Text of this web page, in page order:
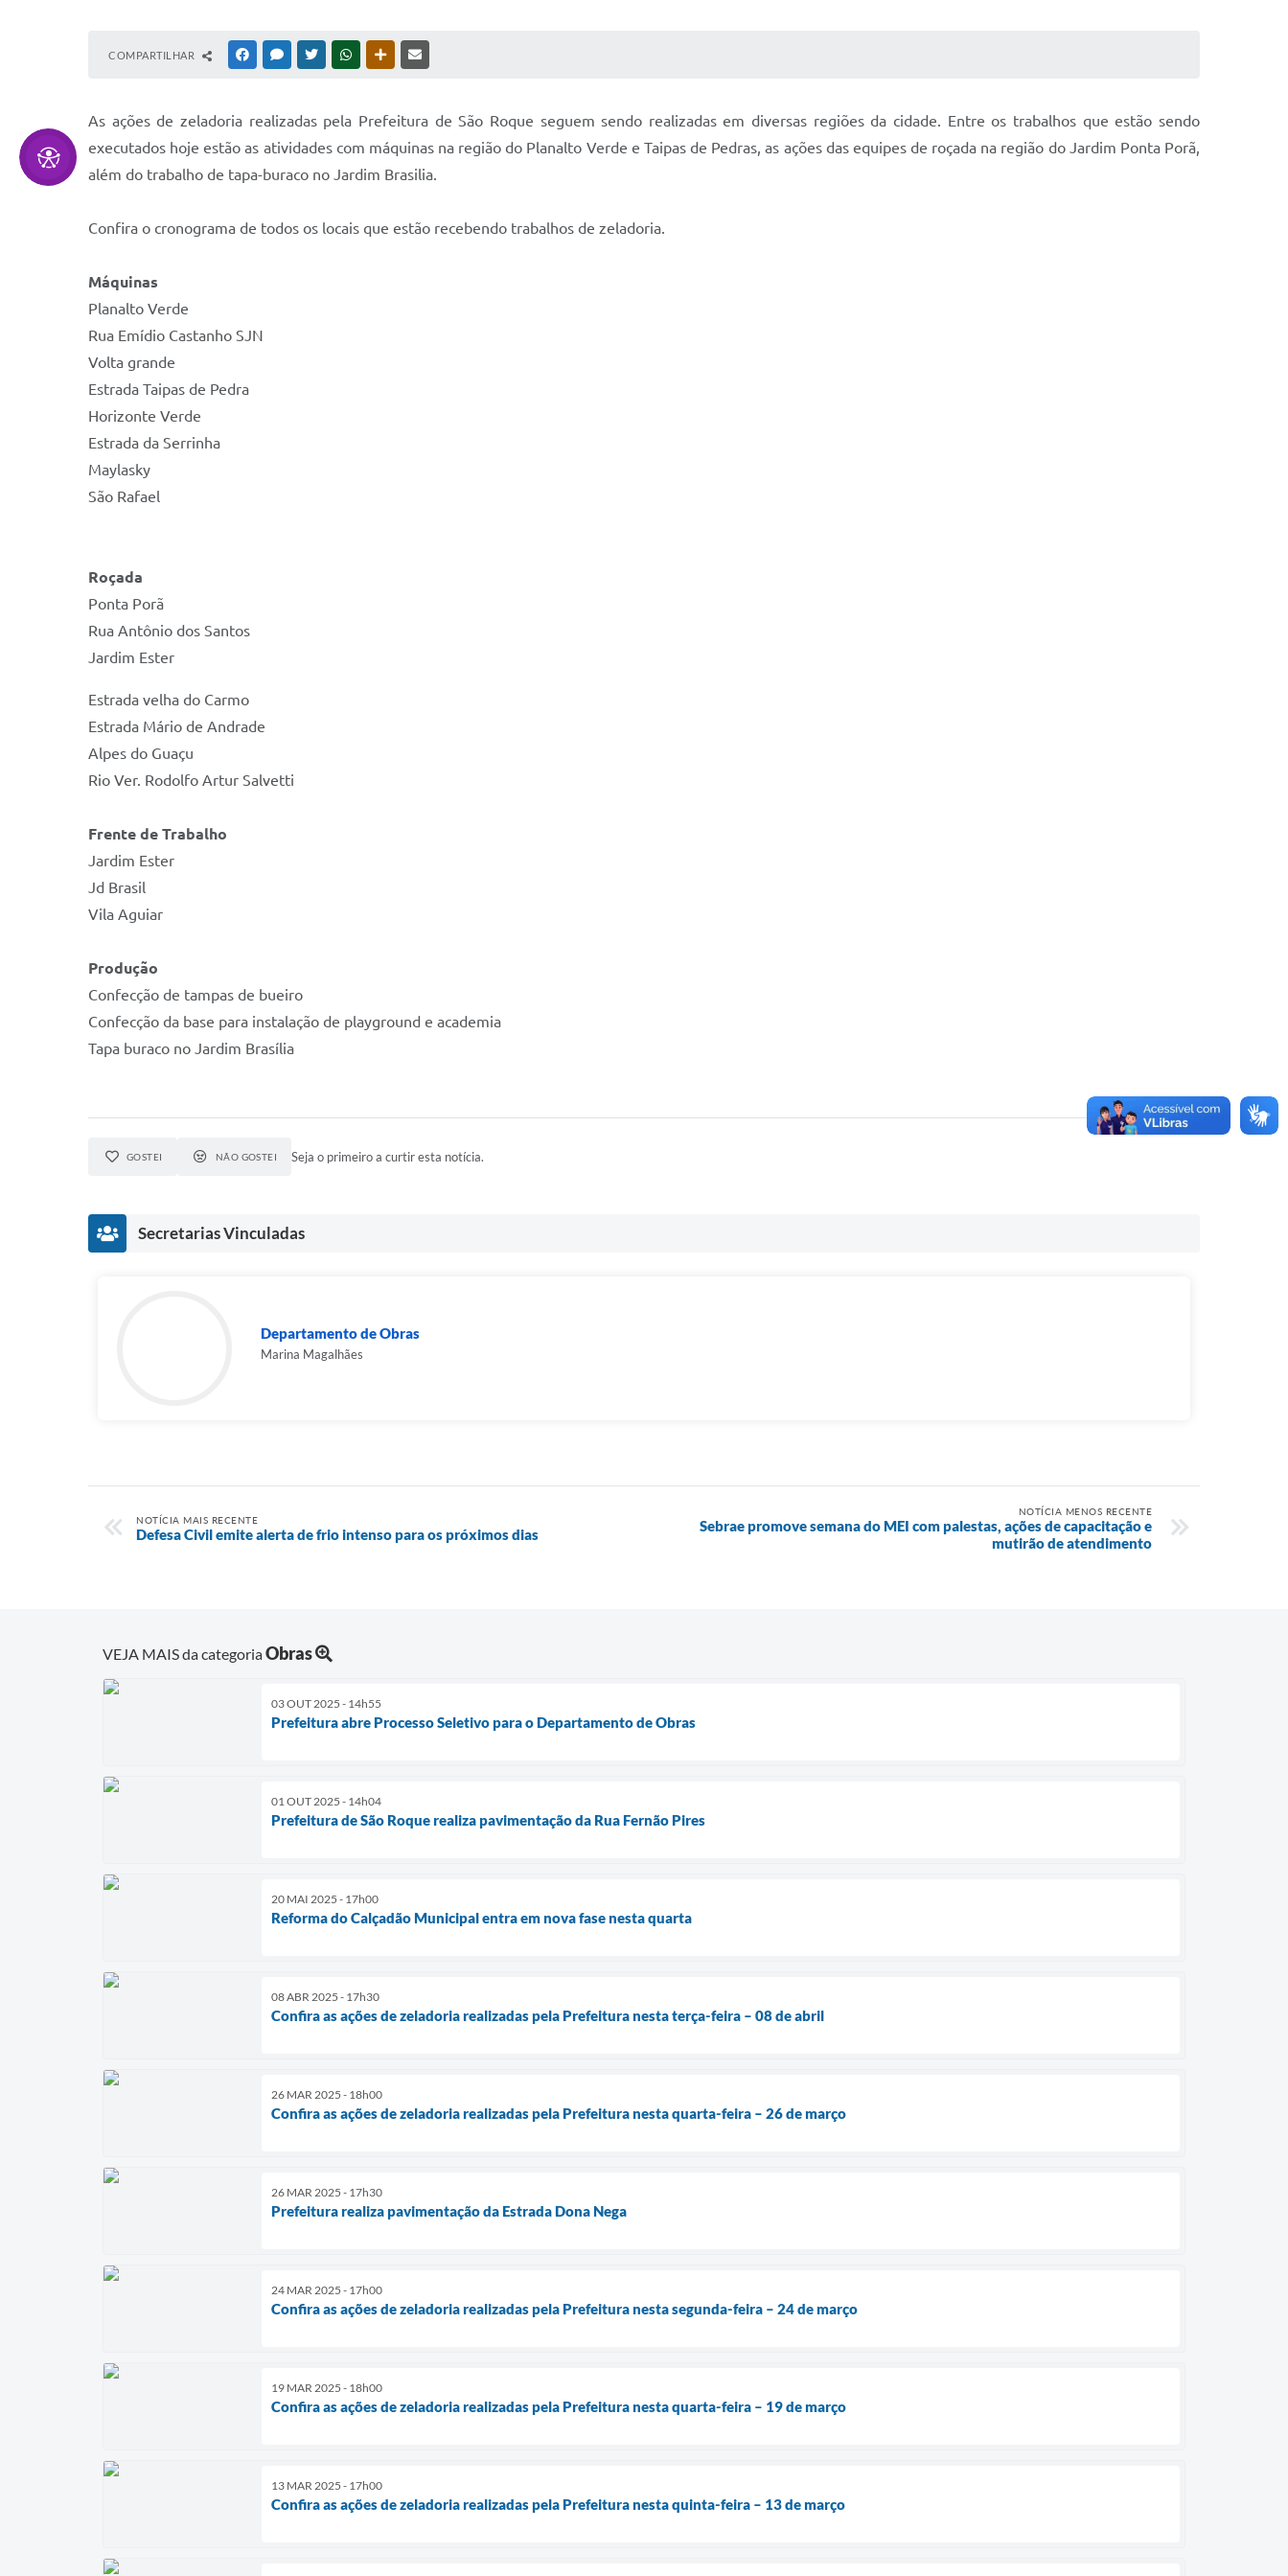
COMPARTILHAR FACEBOOKMESSENGER
TWITTERWHATSAPPOUTRAS MÍDIAS
As ações de zeladoria realizadas pela Prefeitura de São Roque seguem sendo realizadas em diversas regiões da cidade. Entre os trabalhos que estão sendo
executados hoje estão as atividades com máquinas na região do Planalto Verde e Taipas de Pedras, as ações das equipes de roçada na região do Jardim Ponta Porã,
além do trabalho de tapa-buraco no Jardim Brasilia.
Confira o cronograma de todos os locais que estão recebendo trabalhos de zeladoria.
Máquinas
Planalto Verde
Rua Emídio Castanho SJN
Volta grande
Estrada Taipas de Pedra
Horizonte Verde
Estrada da Serrinha
Maylasky
São Rafael
Roçada
Ponta Porã
Rua Antônio dos Santos
Jardim Ester
Estrada velha do Carmo
Estrada Mário de Andrade
Alpes do Guaçu
Rio Ver. Rodolfo Artur Salvetti
Frente de Trabalho
Jardim Ester
Jd Brasil
Vila Aguiar
Produção
Confecção de tampas de bueiro
Confecção da base para instalação de playground e academia
Tapa buraco no Jardim Brasília
GOSTEI NÃO GOSTEI Seja o primeiro a curtir esta notícia.
Secretarias Vinculadas
Departamento de Obras
Marina Magalhães
NOTÍCIA MAIS RECENTE
Defesa Civil emite alerta de frio intenso para os próximos dias
NOTÍCIA MENOS RECENTE
Sebrae promove semana do MEI com palestas, ações de capacitação e
mutirão de atendimento
VEJA MAIS da categoriaObras
03 OUT 2025 - 14h55
Prefeitura abre Processo Seletivo para o Departamento de Obras
01 OUT 2025 - 14h04
Prefeitura de São Roque realiza pavimentação da Rua Fernão Pires
20 MAI 2025 - 17h00
Reforma do Calçadão Municipal entra em nova fase nesta quarta
08 ABR 2025 - 17h30
Confira as ações de zeladoria realizadas pela Prefeitura nesta terça-feira – 08 de abril
26 MAR 2025 - 18h00
Confira as ações de zeladoria realizadas pela Prefeitura nesta quarta-feira – 26 de março
26 MAR 2025 - 17h30
Prefeitura realiza pavimentação da Estrada Dona Nega
24 MAR 2025 - 17h00
Confira as ações de zeladoria realizadas pela Prefeitura nesta segunda-feira – 24 de março
19 MAR 2025 - 18h00
Confira as ações de zeladoria realizadas pela Prefeitura nesta quarta-feira – 19 de março
13 MAR 2025 - 17h00
Confira as ações de zeladoria realizadas pela Prefeitura nesta quinta-feira – 13 de março